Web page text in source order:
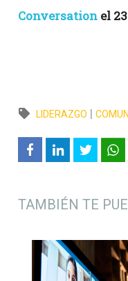
Conversation el
LIDERAZGO |
TAMBIÉN TE